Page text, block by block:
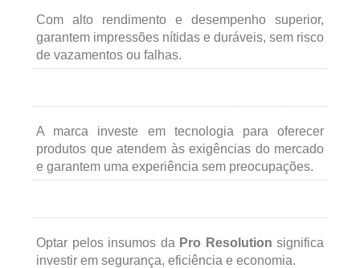
Com alto rendimento e desempenho superior,
garantem impressões nítidas e duráveis, sem risco
de vazamentos ou falhas.
A marca investe em tecnologia para oferecer
produtos que atendem às exigências do mercado
e garantem uma experiência sem preocupações.
Optar pelos insumos da Pro Resolution significa
investir em segurança, eficiência e economia.